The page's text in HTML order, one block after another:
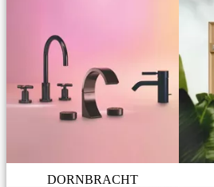
DORNBRACHT